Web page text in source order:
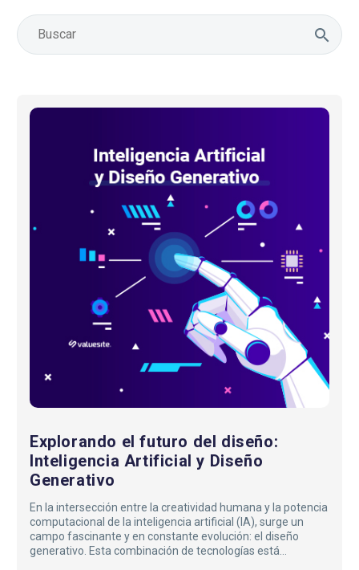
futuro
del
Inteligencia
Artificial
y
Diseño
Generativo
Explorando el futuro del diseño:
Inteligencia Artificial y Diseño
Generativo
En la intersección entre la creatividad humana y la potencia
computacional de la inteligencia artificial (IA), surge un
campo fascinante y en constante evolución: el diseño
generativo. Esta combinación de tecnologías está